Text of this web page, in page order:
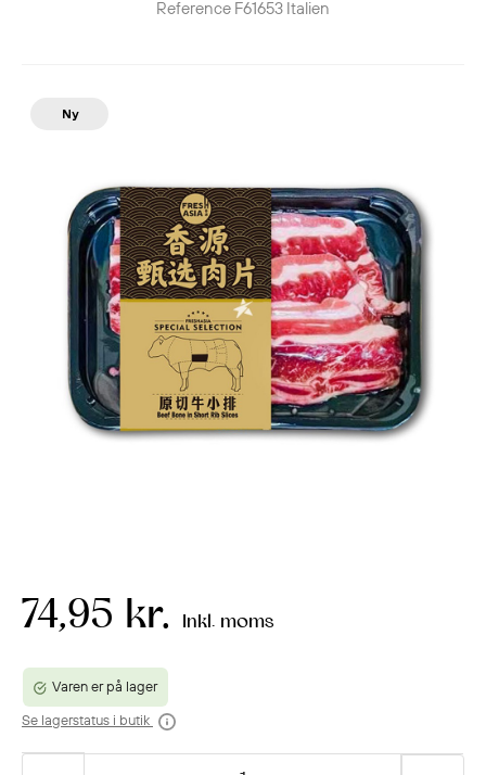
Reference F61653 Italien
Ny
74,95 kr. Inkl. moms
Varen er på lager
Se lagerstatus i butik